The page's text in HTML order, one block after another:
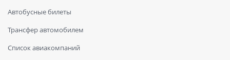
Автобусные билеты
Трансфер автомобилем
Список авиакомпаний